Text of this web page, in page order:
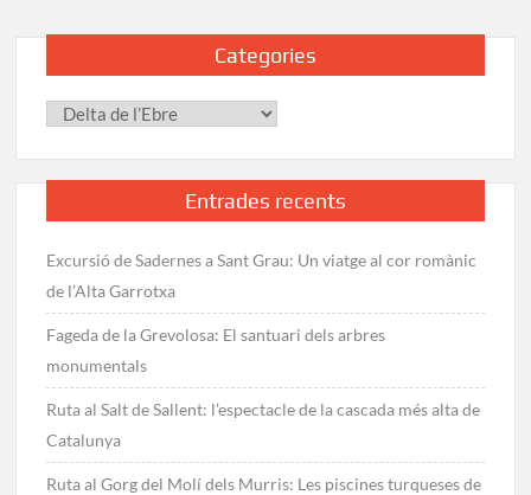
Sant
la
de
Categories
Categories
Entrades recents
Excursió de Sadernes a Sant Grau: Un viatge al cor romànic
de l’Alta Garrotxa
Fageda de la Grevolosa: El santuari dels arbres
monumentals
Ruta al Salt de Sallent: l’espectacle de la cascada més alta de
Catalunya
Ruta al Gorg del Molí dels Murris: Les piscines turqueses de